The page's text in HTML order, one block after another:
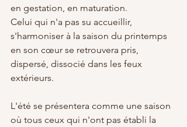
en gestation, en maturation.
Celui qui n'a pas su accueillir,
s'harmoniser à la saison du printemps
en son cœur se retrouvera pris,
dispersé, dissocié dans les feux
extérieurs.
L'été se présentera comme une saison
où tous ceux qui n'ont pas établi la